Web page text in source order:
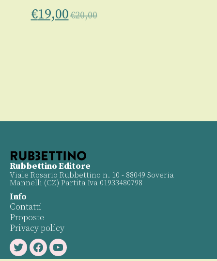
€19,00€20,00
Rubbettino Editore
Viale Rosario Rubbettino n. 10 - 88049 Soveria
Mannelli (CZ) Partita Iva 01933480798
Info
Contatti
Proposte
Privacy policy
TwitterFacebookYoutube